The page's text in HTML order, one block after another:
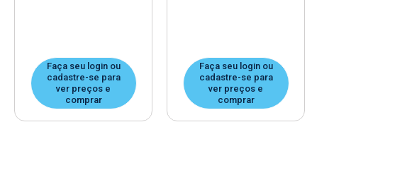
Faça seu login ou
cadastre-se para
ver preços e
comprar
Faça seu login ou
cadastre-se para
ver preços e
comprar